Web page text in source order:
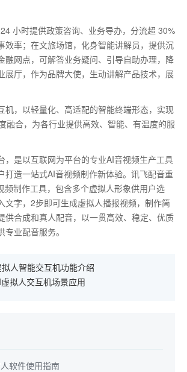
24 小时提供政策咨询、业务导办，分流超 30%
效率；在文旅场馆，化身智能讲解员，提供沉
融网点，可解答业务疑问、引导自助办理，降
展厅，作为品牌大使，生动讲解产品技术，展
机，以轻量化、高适配的智能终端形态，实现
融合，为各行业提供高效、智能、有温度的服
，是以互联网为平台的专业AI音视频生产工具
打造一站式AI音视频制作新体验。讯飞配音重
频制作工具，包含多个虚拟人形象供用户选
文字，2步即可生成虚拟人播报视频，制作简
供合成和真人配音，以一贯高效、稳定、优质
业配音服务。
拟人智能交互机功能介绍
拟人交互机场景应用
软件使用指南